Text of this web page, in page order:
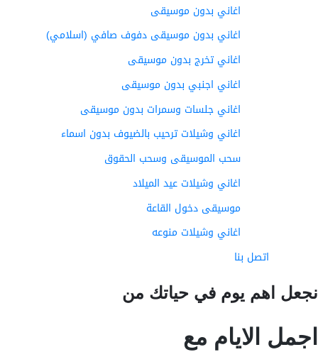
اغاني بدون موسيقى
اغاني بدون موسيقى دفوف صافي (اسلامي)
اغاني تخرج بدون موسيقى
اغاني اجنبي بدون موسيقى
اغاني جلسات وسمرات بدون موسيقى
اغاني وشيلات ترحيب بالضيوف بدون اسماء
سحب الموسيقى وسحب الحقوق
اغاني وشيلات عيد الميلاد
موسيقى دخول القاعة
اغاني وشيلات منوعه
اتصل بنا
اهم يوم في حياتك من
الايام مع